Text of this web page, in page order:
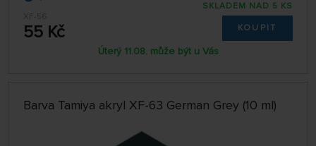
XF-56
55 Kč
SKLADEM NAD 5 KS
KOUPIT
Úterý 11.08. může být u Vás
Barva Tamiya akryl XF-63 German Grey (10 ml)